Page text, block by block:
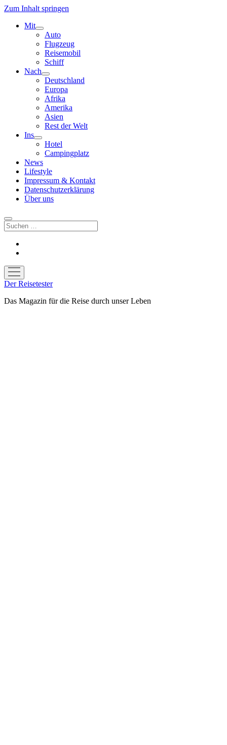
Zum Inhalt springen
Mit
Menü
öffnen
Auto
Flugzeug
Reisemobil
Schiff
Nach
Menü
öffnen
Deutschland
Europa
Afrika
Amerika
Asien
Rest der Welt
Ins
Menü
öffnen
Hotel
Campingplatz
News
Lifestyle
Impressum & Kontakt
Datenschutzerklärung
Über uns
Suchen
Menü
öffnen
Der Reisetester
Das Magazin für die Reise durch unser Leben